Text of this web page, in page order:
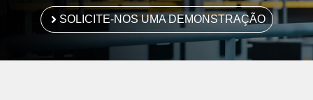
SOLICITE-NOS UMA DEMONSTRAÇÃO